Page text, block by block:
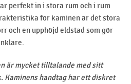
perfekt in i stora rum och i rum
för kaminen är det stora
och en upphöjd eldstad som gör
är mycket tilltalande med sitt
Kaminens handtag har ett diskret